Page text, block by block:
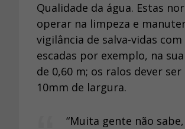
Qualidade da água. Estas
operar na limpeza e
vigilância de salva-vidas
escadas por exemplo, na
de 0,60 m; os ralos dever
10mm de largura.
“Muita gente não